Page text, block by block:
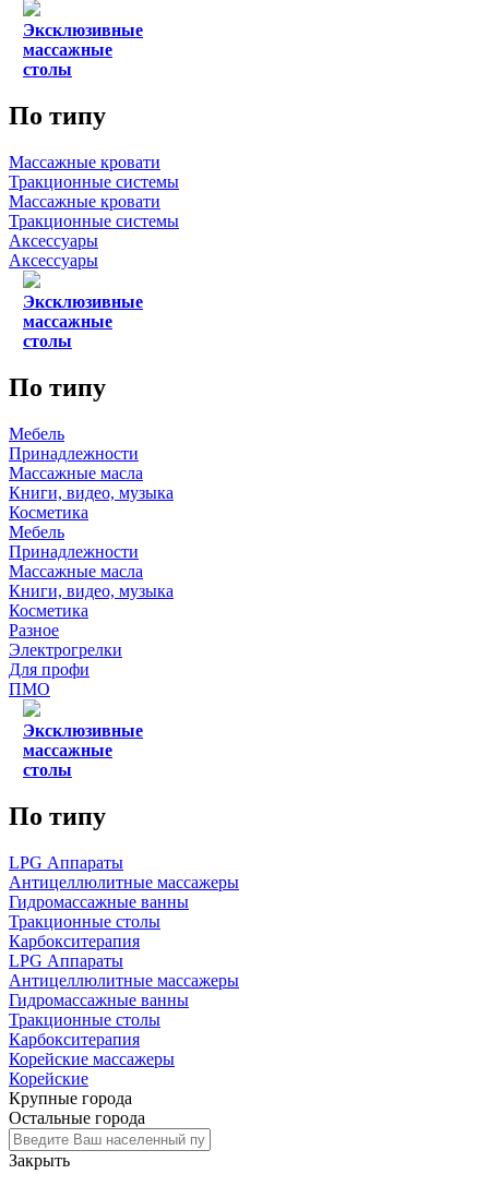
Эксклюзивные
массажные
столы
По типу
Массажные кровати
Тракционные системы
Массажные кровати
Тракционные системы
Аксессуары
Аксессуары
Эксклюзивные
массажные
столы
По типу
Мебель
Принадлежности
Массажные масла
Книги, видео, музыка
Косметика
Мебель
Принадлежности
Массажные масла
Книги, видео, музыка
Косметика
Разное
Электрогрелки
Для профи
ПМО
Эксклюзивные
массажные
столы
По типу
LPG Аппараты
Антицеллюлитные массажеры
Гидромассажные ванны
Тракционные столы
Карбокситерапия
LPG Аппараты
Антицеллюлитные массажеры
Гидромассажные ванны
Тракционные столы
Карбокситерапия
Корейские массажеры
Корейские
Крупные города
Остальные города
Закрыть